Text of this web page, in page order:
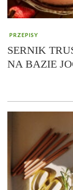
PRZEPISY
SERNIK
NA BAZIE